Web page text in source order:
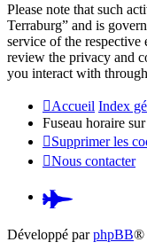
Please note that such
Terraburg” and is
service of the respective
review the privacy and
you interact with
Accueil Index
Fuseau horaire sur
Supprimer les
Nous contacter
Pardus.at
(S’ouvre
Développé parphpBB®